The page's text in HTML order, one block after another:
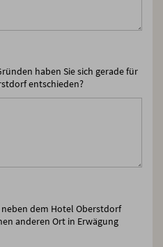
haben Sie sich gerade für
entschieden?
dem Hotel Oberstdorf
anderen Ort in Erwägung